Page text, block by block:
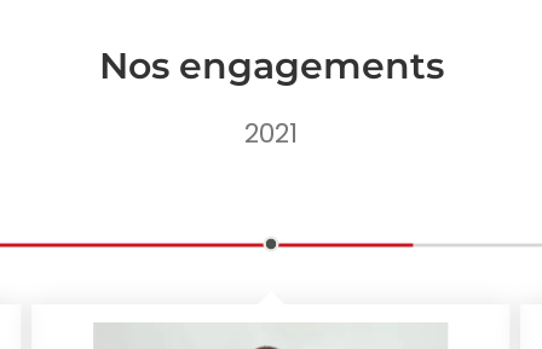
Nos engagements
2021